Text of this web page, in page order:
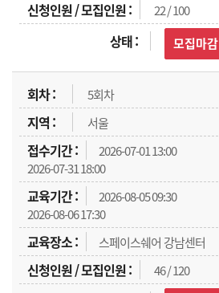
22 / 100
모집마감
5회차
서울
2026-07-01 13:00
2026-07-31 18:00
2026-08-05 09:30
2026-08-06 17:30
스페이스쉐어 강남센터
46 / 120